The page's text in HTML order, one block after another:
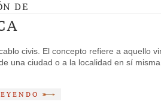
DE
civis. El concepto refiere a aquello
una ciudad o a la localidad en sí